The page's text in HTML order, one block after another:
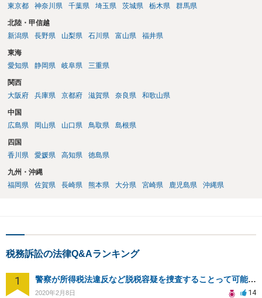
東京都
神奈川県 千葉県 埼玉県 茨城県 栃木県 群馬県
北陸・甲信越
新潟県
長野県 山梨県 石川県 富山県 福井県
東海
愛知県
静岡県 岐阜県 三重県
関西
大阪府
兵庫県 京都府 滋賀県 奈良県 和歌山県
中国
広島県
岡山県 山口県 鳥取県 島根県
四国
香川県
愛媛県 高知県 徳島県
九州・沖縄
福岡県
佐賀県 長崎県 熊本県 大分県 宮崎県 鹿児島県 沖縄県
税務訴訟の法律Q&Aランキング
1 警察が所得税法違反など脱税容疑を捜査することって可能なんですか？また、担当課も教えてください。
2020年2月8日 14